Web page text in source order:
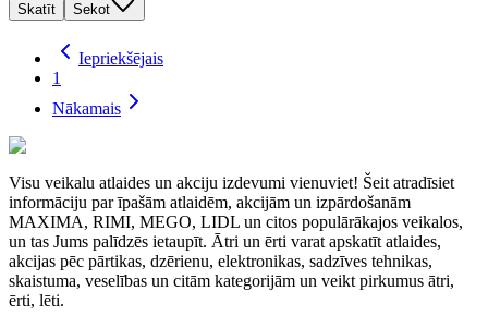
Skatīt Sekot
Iepriekšējais
1
Nākamais
Visu veikalu atlaides un akciju izdevumi vienuviet! Šeit atradīsiet
informāciju par īpašām atlaidēm, akcijām un izpārdošanām
MAXIMA, RIMI, MEGO, LIDL un citos populārākajos veikalos,
un tas Jums palīdzēs ietaupīt. Ātri un ērti varat apskatīt atlaides,
akcijas pēc pārtikas, dzērienu, elektronikas, sadzīves tehnikas,
skaistuma, veselības un citām kategorijām un veikt pirkumus ātri,
ērti, lēti.